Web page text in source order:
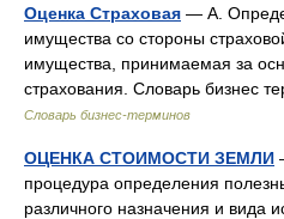
Оценка Страховая — А.
имущества со стороны
имущества, принимаемая за
страхования. Словарь бизнес
Словарь бизнес-терминов
ОЦЕНКА СТОИМОСТИ ЗЕМЛИ
процедура определения
различного назначения и вида